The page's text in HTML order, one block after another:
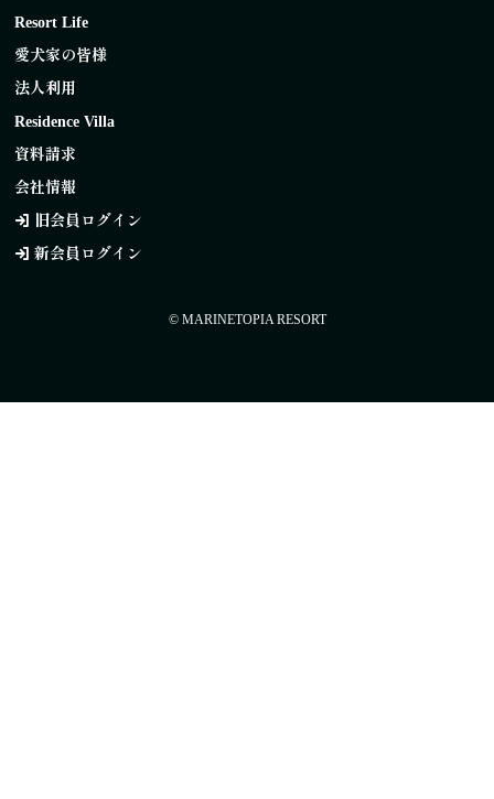
Resort Life
愛犬家の皆様
法人利用
Residence Villa
資料請求
会社情報
旧会員ログイン
新会員ログイン
© MARINETOPIA RESORT